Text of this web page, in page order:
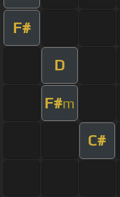
F#
D
F#m
C#